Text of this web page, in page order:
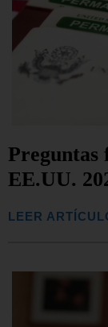
Preguntas
EE.UU.
LEER